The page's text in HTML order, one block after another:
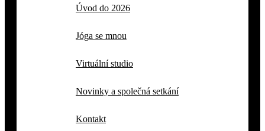
Úvod do 2026
Jóga se mnou
Virtuální studio
Novinky a společná setkání
Kontakt